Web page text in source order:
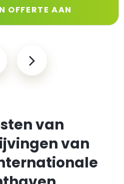
OFFERTE AAN
van
van